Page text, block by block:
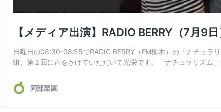
【メディア出演】RADIO BERRY（7月9
日曜日の08:30-08:55でRADIO BERRY（FM栃木）の『ナチュラ
組、第２回に声をかけていただいて光栄です。「ナチュラリズム
阿部梨園